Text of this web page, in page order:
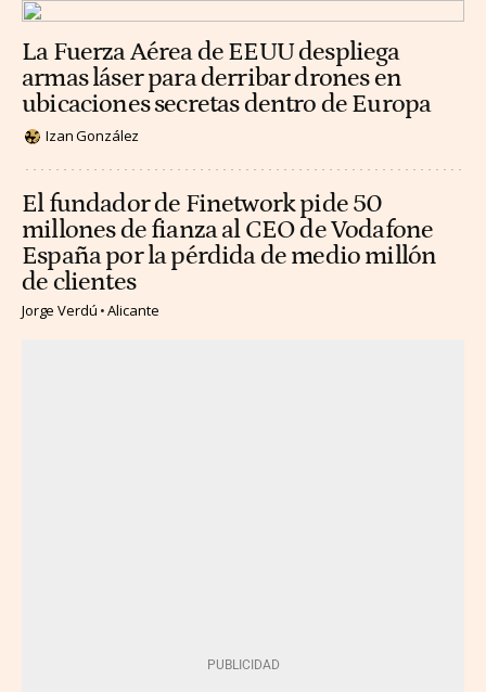
La Fuerza Aérea de EEUU despliega
armas láser para derribar drones en
ubicaciones secretas dentro de Europa
Izan González
El fundador de Finetwork pide 50
millones de fianza al CEO de Vodafone
España por la pérdida de medio millón
de clientes
Jorge Verdú Alicante